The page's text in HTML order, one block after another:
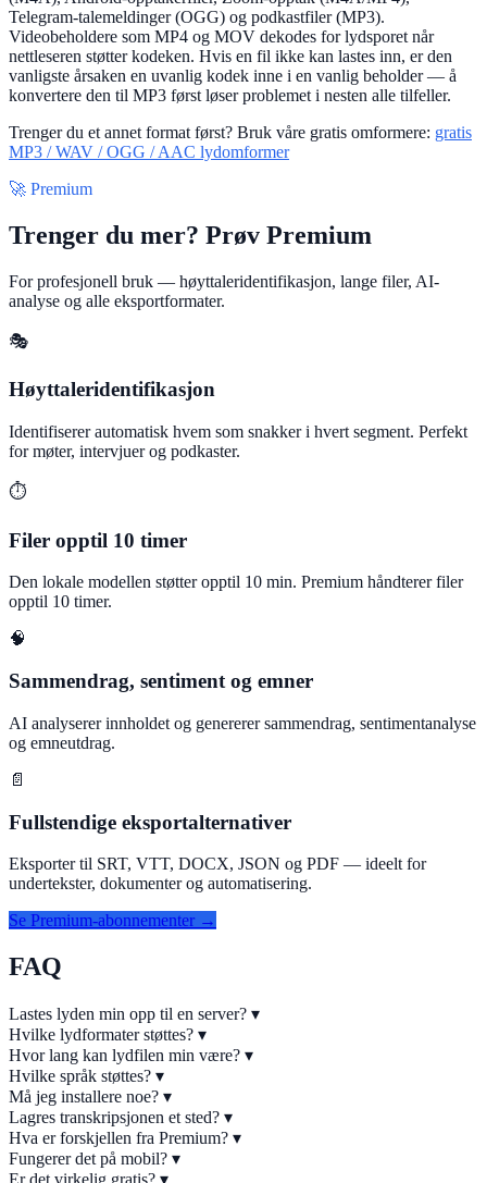
Telegram-talemeldinger (OGG) og podkastfiler (MP3).
Videobeholdere som MP4 og MOV dekodes for lydsporet når
nettleseren støtter kodeken. Hvis en fil ikke kan lastes inn, er den
vanligste årsaken en uvanlig kodek inne i en vanlig beholder — å
konvertere den til MP3 først løser problemet i nesten alle tilfeller.
Trenger du et annet format først? Bruk våre gratis omformere: gratis
MP3 / WAV / OGG / AAC lydomformer
🚀 Premium
Trenger du mer? Prøv Premium
For profesjonell bruk — høyttaleridentifikasjon, lange filer, AI-
analyse og alle eksportformater.
🎭
Høyttaleridentifikasjon
Identifiserer automatisk hvem som snakker i hvert segment. Perfekt
for møter, intervjuer og podkaster.
⏱️
Filer opptil 10 timer
Den lokale modellen støtter opptil 10 min. Premium håndterer filer
opptil 10 timer.
🧠
Sammendrag, sentiment og emner
AI analyserer innholdet og genererer sammendrag, sentimentanalyse
og emneutdrag.
📄
Fullstendige eksportalternativer
Eksporter til SRT, VTT, DOCX, JSON og PDF — ideelt for
undertekster, dokumenter og automatisering.
Se Premium-abonnementer →
FAQ
Lastes lyden min opp til en server? ▾
Hvilke lydformater støttes? ▾
Hvor lang kan lydfilen min være? ▾
Hvilke språk støttes? ▾
Må jeg installere noe? ▾
Lagres transkripsjonen et sted? ▾
Hva er forskjellen fra Premium? ▾
Fungerer det på mobil? ▾